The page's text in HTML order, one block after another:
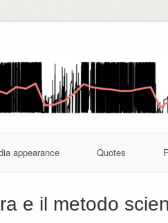
appearance Quotes
e il metodo